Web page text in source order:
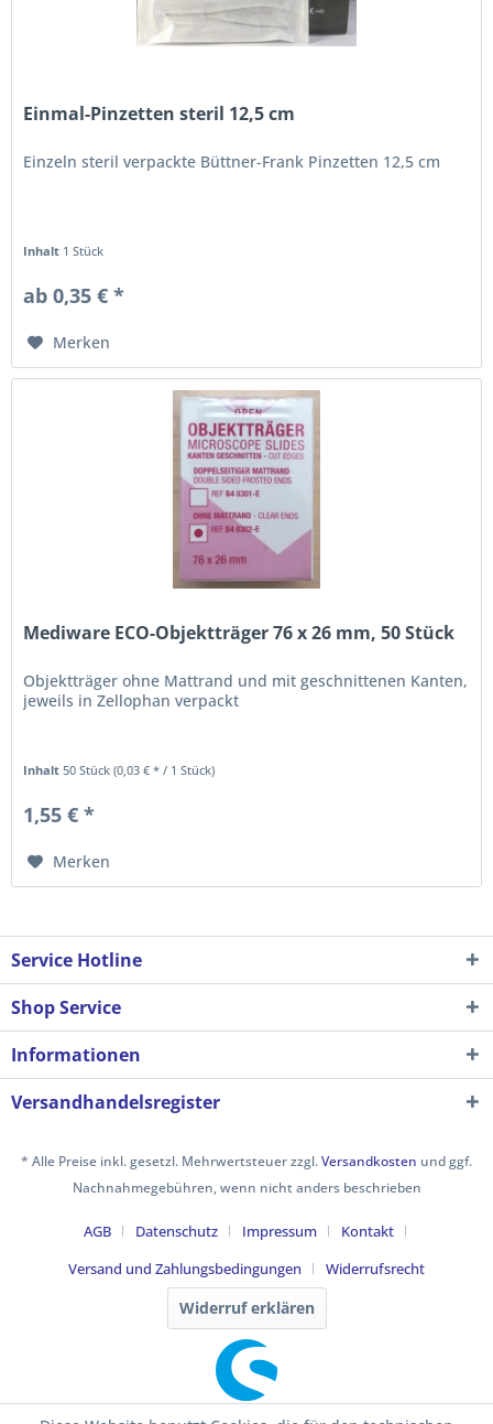
Einmal-Pinzetten steril 12,5 cm
Einzeln steril verpackte Büttner-Frank Pinzetten 12,5 cm
Inhalt 1 Stück
ab 0,35 € *
Merken
Mediware ECO-Objektträger 76 x 26 mm, 50 Stück
Objektträger ohne Mattrand und mit geschnittenen Kanten,
jeweils in Zellophan verpackt
Inhalt 50 Stück(0,03 € * / 1 Stück)
1,55 € *
Merken
Service Hotline
Shop Service
Informationen
Versandhandelsregister
* Alle Preise inkl. gesetzl. Mehrwertsteuer zzgl.Versandkosten und ggf.
Nachnahmegebühren, wenn nicht anders beschrieben
AGB Datenschutz Impressum
Kontakt
Versand und Zahlungsbedingungen
Widerrufsrecht
Widerruf erklären